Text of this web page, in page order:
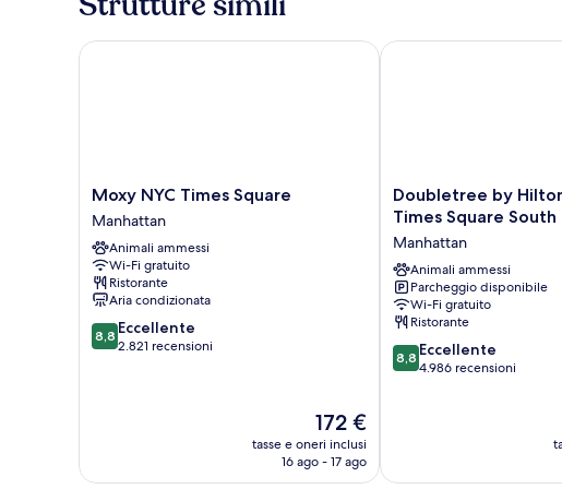
Moxy
NYC
Times
Square
Manhattan
Moxy NYC Times Square
Manhattan
Animali ammessi
Wi-Fi gratuito
Ristorante
Aria condizionata
8.8
su
8,8 Eccellente
2.821 recensioni
Il
prezzo
attuale
172 €
tasse e oneri inclusi
16 ago - 17 ago
Moxy NYC Times Square
Doubletree
by
New
York
Times
Square
South
Manhattan
Doubletree by
Times Square South
Manhattan
Animali ammessi
Parcheggio disponibile
Wi-Fi gratuito
Ristorante
8.8
su
8,8 Eccellente
4.986 recensioni
Doubletree by Hilton